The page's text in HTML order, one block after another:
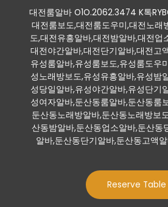
대전룸알바 O1O.2062.3474 K톡
대전룸보도,대전룸도우미,대전노래
도,대전유흥알바,대전밤알바,대전업
대전야간알바,대전단기알바,대전고
유성룸알바,유성룸보도,유성룸도우
성노래방보도,유성유흥알바,유성밤
성당일알바,유성야간알바,유성단기
성여자알바,둔산동룸알바,둔산동룸
둔산동노래방알바,둔산동노래방보
산동밤알바,둔산동업소알바,둔산동
알바,둔산동단기알바,둔산동고액
Reserve Table